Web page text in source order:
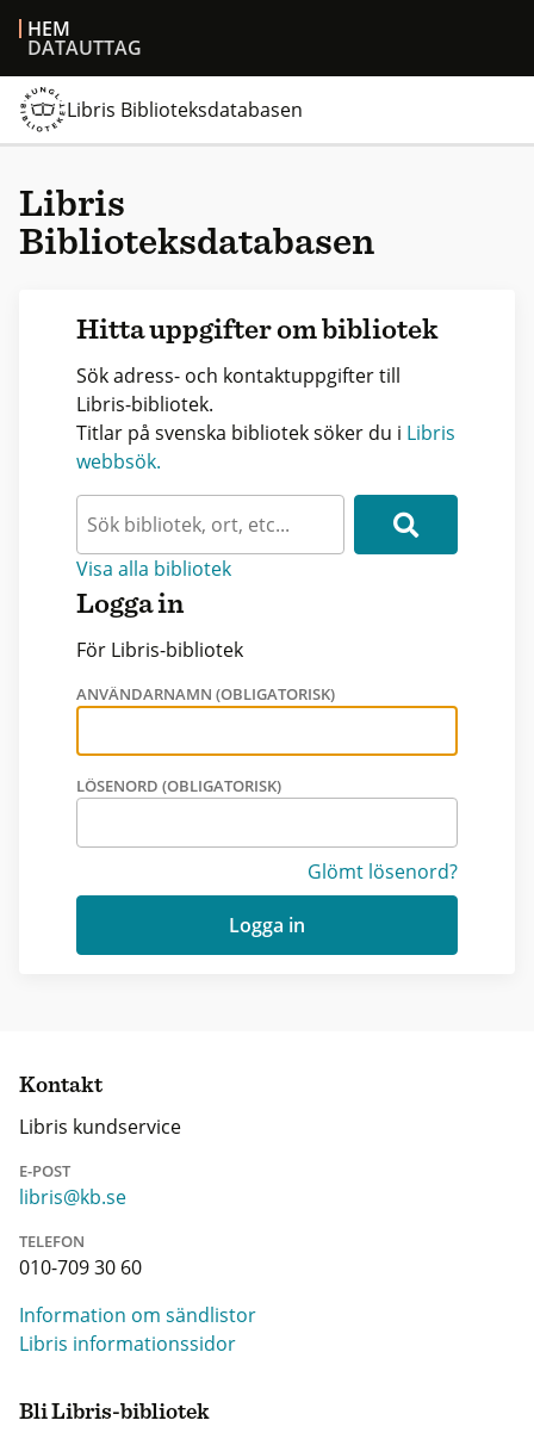
HEM
DATAUTTAG
Libris Biblioteksdatabasen
Libris
Biblioteksdatabasen
Hitta uppgifter om bibliotek
Sök adress- och kontaktuppgifter till
Libris-bibliotek.
Titlar på svenska bibliotek söker du i Libris
webbsök.
Visa alla bibliotek
Logga in
För Libris-bibliotek
ANVÄNDARNAMN (OBLIGATORISK)
LÖSENORD (OBLIGATORISK)
Glömt lösenord?
Logga in
Kontakt
Libris kundservice
E-POST
libris@kb.se
TELEFON
010-709 30 60
Information om sändlistor
Libris informationssidor
Bli Libris-bibliotek